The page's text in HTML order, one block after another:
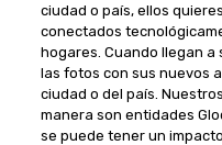
ciudad o país, ellos
conectados
hogares. Cuando llegan
las fotos con sus nuevos
ciudad o del país.
manera son entidades
se puede tener un